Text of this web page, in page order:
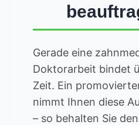
Gerade eine
Doktorarbeit bindet
Zeit. Ein
nimmt Ihnen diese
– so behalten Sie